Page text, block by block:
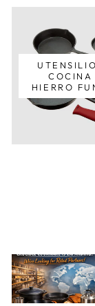
COCINA
HIERRO